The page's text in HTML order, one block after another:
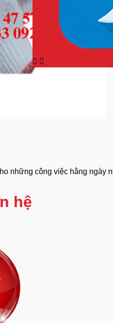
những công việc hằng ngày
hệ